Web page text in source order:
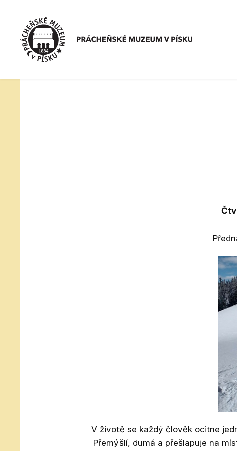
V životě se každý člověk ocitne
Přemýšlí, dumá a přešlapuje na